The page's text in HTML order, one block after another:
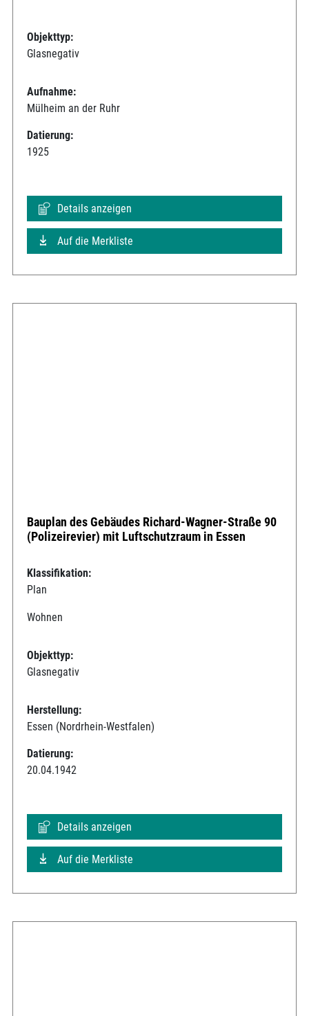
Objekttyp:
Glasnegativ
Aufnahme:
Mülheim an der Ruhr
Datierung:
1925
Details anzeigen
Auf die Merkliste
Bauplan des Gebäudes Richard-Wagner-Straße 90
(Polizeirevier) mit Luftschutzraum in Essen
Klassifikation:
Plan
Wohnen
Objekttyp:
Glasnegativ
Herstellung:
Essen (Nordrhein-Westfalen)
Datierung:
20.04.1942
Details anzeigen
Auf die Merkliste